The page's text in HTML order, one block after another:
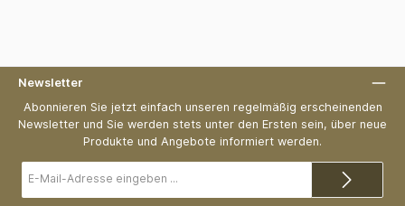
Newsletter
Abonnieren Sie jetzt einfach unseren regelmäßig erscheinenden
Newsletter und Sie werden stets unter den Ersten sein, über neue
Produkte und Angebote informiert werden.
Mail-